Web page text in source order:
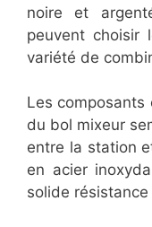
noire et
peuvent choisir
variété de
Les
du bol mixeur
entre la station
en acier
solide résistance